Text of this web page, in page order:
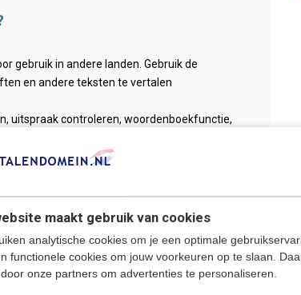
maakt gebruik van cookies
analytische cookies om je een optimale
functionele cookies om jouw voorkeuren op te slaan.
onze partners om advertenties te personaliseren.
gebruik in andere landen. Gebruik de
en andere teksten te vertalen
uitspraak controleren, woordenboekfunctie,
documenten in vreemde talen, zoals
artsen en verpleegkundigen voor medische
deze vertaalpen snel begrip van de inhoud
scholen om teksten in boeken of
voor het zelfstandig leren voor